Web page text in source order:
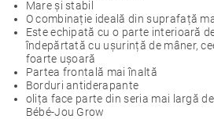
Mare și stabil
O combinație ideală din suprafață
Este echipată cu o parte interioară
îndepărtată cu ușurință de mâner,
foarte ușoară
Partea frontală mai înaltă
Borduri antiderapante
olița face parte din seria mai largă
Bébé-Jou Grow